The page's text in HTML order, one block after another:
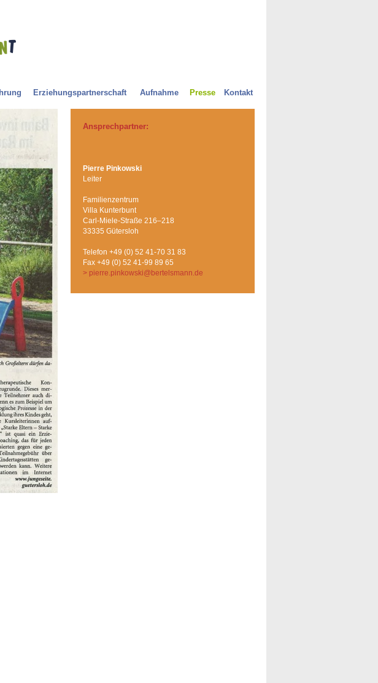
Erziehungspartnerschaft Aufnahme Presse Kontakt
Ansprechpartner:
Pierre Pinkowski
Leiter
Familienzentrum
Villa Kunterbunt
Carl-Miele-Straße 216–218
33335 Gütersloh
Telefon +49 (0) 52 41-70 31 83
Fax +49 (0) 52 41-99 89 65
> pierre.pinkowski@bertelsmann.de